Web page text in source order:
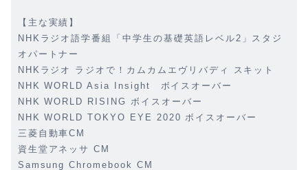
【主な実績】
NHKラジオ語学番組「中学生の基礎英語レベル2」スタジ
オパートナー
NHKラジオ ラジオで！カムカムエヴリバディ スキット
NHK WORLD Asia Insight ボイスオーバー
NHK WORLD RISING ボイスオーバー
NHK WORLD TOKYO EYE 2020 ボイスオーバー
三菱自動車CM
資生堂アネッサ CM
Samsung Chromebook CM